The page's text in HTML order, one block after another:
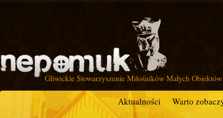
Gliwickie Stowarzyszenie Miłośników Małych
Aktualności Warto